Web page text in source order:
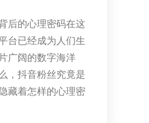
后的心理密码在这
台已经成为人们生
广阔的数字海洋
，抖音粉丝究竟是
藏着怎样的心理密